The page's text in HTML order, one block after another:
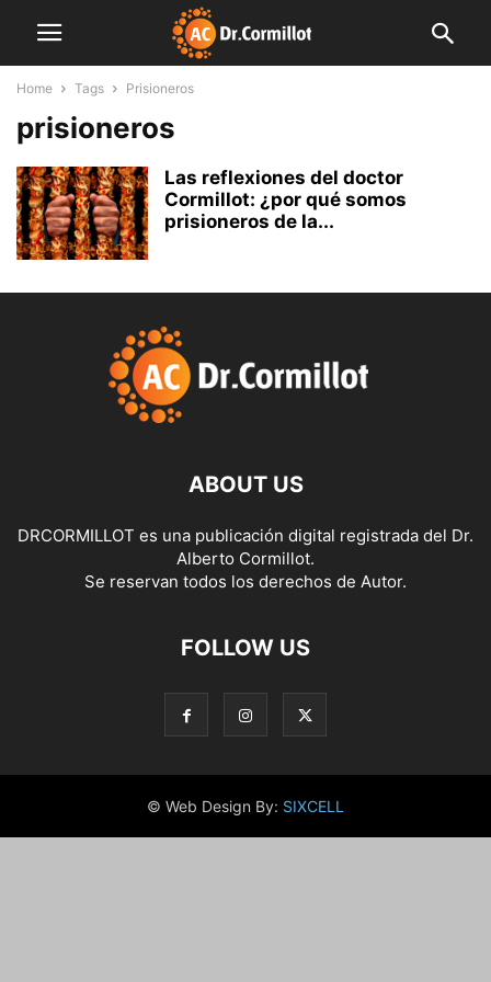
Home Tags Prisioneros
prisioneros
Las reflexiones del doctor
Cormillot: ¿por qué somos
prisioneros de la...
ABOUT US
DRCORMILLOT es una publicación digital registrada del Dr.
Alberto Cormillot.
Se reservan todos los derechos de Autor.
FOLLOW US
© Web Design By: SIXCELL